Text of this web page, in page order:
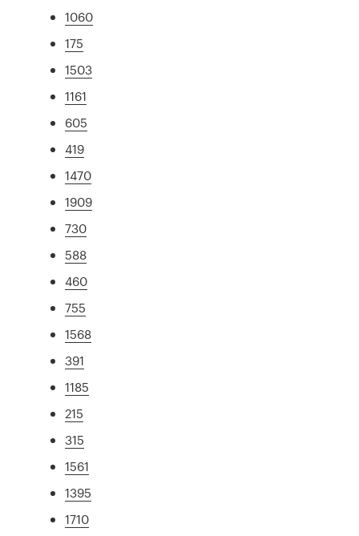
1060
175
1503
1161
605
419
1470
1909
730
588
460
755
1568
391
1185
215
315
1561
1395
1710